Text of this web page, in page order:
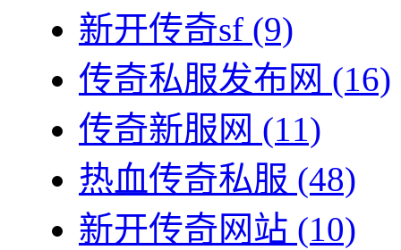
新开传奇sf (9)
传奇私服发布网 (16)
传奇新服网 (11)
热血传奇私服 (48)
新开传奇网站 (10)